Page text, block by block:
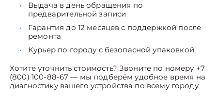
Выдача в день обращения по
предварительной записи
Гарантия до 12 месяцев с поддержкой после
ремонта
Курьер по городу с безопасной упаковкой
Хотите уточнить стоимость? Звоните по номеру +7
(800) 100-88-67 — мы подберём удобное время на
диагностику вашего устройства по всему городу.